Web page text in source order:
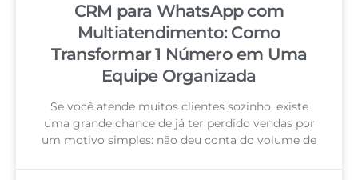
CRM para WhatsApp com
Multiatendimento: Como
Transformar 1 Número em Uma
Equipe Organizada
Se você atende muitos clientes sozinho, existe
uma grande chance de já ter perdido vendas por
um motivo simples: não deu conta do volume de